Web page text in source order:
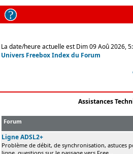
La date/heure actuelle est Dim 09 Aoû 2026,
Univers Freebox Index du Forum
Assistances
Forum
Ligne ADSL2+
Problème de débit, de synchronisation, astuces